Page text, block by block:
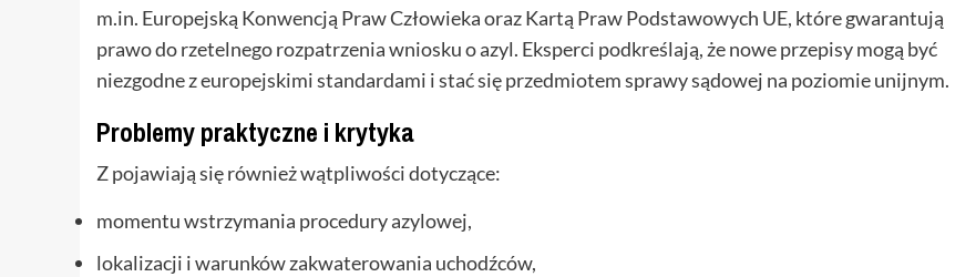
m.in. Europejską Konwencją Praw Człowieka oraz Kartą Praw Podstawowych UE, które gwarantują
prawo do rzetelnego rozpatrzenia wniosku o azyl. Eksperci podkreślają, że nowe przepisy mogą być
niezgodne z europejskimi standardami i stać się przedmiotem sprawy sądowej na poziomie unijnym.
Problemy praktyczne i krytyka
Z pojawiają się również wątpliwości dotyczące:
momentu wstrzymania procedury azylowej,
lokalizacji i warunków zakwaterowania uchodźców,